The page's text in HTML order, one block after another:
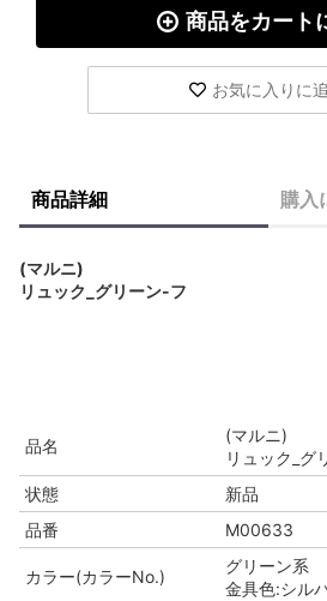
商品をカート
お気に入りに
商品詳細 購入
(マルニ)
リュック_グリーン-フ
品名
(マルニ)
リュック_グ
状態
新品
品番
M00633
カラー(カラーNo.)
グリーン系
金具色:シル